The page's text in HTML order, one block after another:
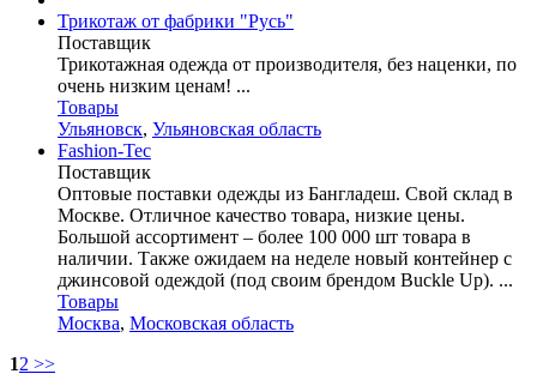
Трикотаж от фабрики "Русь"
Поставщик
Трикотажная одежда от производителя, без наценки, по
очень низким ценам! ...
Товары
Ульяновск, Ульяновская область
Fashion-Tec
Поставщик
Оптовые поставки одежды из Бангладеш. Свой склад в
Москве. Отличное качество товара, низкие цены.
Большой ассортимент – более 100 000 шт товара в
наличии. Также ожидаем на неделе новый контейнер с
джинсовой одеждой (под своим брендом Buckle Up). ...
Товары
Москва, Московская область
12 >>